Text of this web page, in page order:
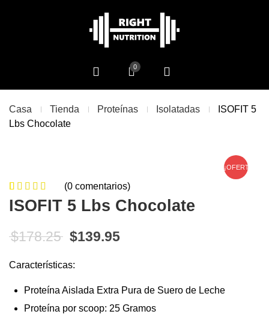
0
Casa Tienda Proteínas Isolatadas
ISOFIT 5
Lbs Chocolate
¡OFERTA!
0de
5
0
customer
ratings
(0 comentarios)
ISOFIT 5 Lbs Chocolate
$178.25 El precio original era: $178.25.
$139.95El precio actual es:
Características:
Proteína Aislada Extra Pura de Suero de Leche
Proteína por scoop: 25 Gramos